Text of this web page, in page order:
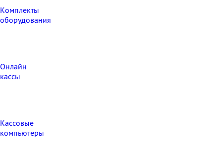
Комплекты
оборудования
Онлайн
кассы
Кассовые
компьютеры